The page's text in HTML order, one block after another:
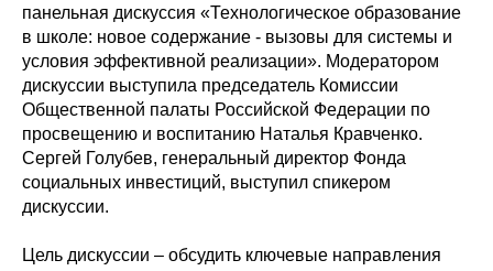
панельная дискуссия «Технологическое образование
в школе: новое содержание - вызовы для системы и
условия эффективной реализации». Модератором
дискуссии выступила председатель Комиссии
Общественной палаты Российской Федерации по
просвещению и воспитанию Наталья Кравченко.
Сергей Голубев, генеральный директор Фонда
социальных инвестиций, выступил спикером
дискуссии.
Цель дискуссии – обсудить ключевые направления